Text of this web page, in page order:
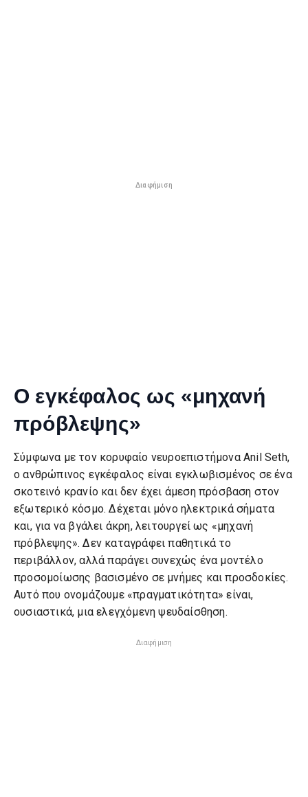
Διαφήμιση
Ο εγκέφαλος ως «μηχανή
πρόβλεψης»
Σύμφωνα με τον κορυφαίο νευροεπιστήμονα Anil Seth,
ο ανθρώπινος εγκέφαλος είναι εγκλωβισμένος σε ένα
σκοτεινό κρανίο και δεν έχει άμεση πρόσβαση στον
εξωτερικό κόσμο. Δέχεται μόνο ηλεκτρικά σήματα
και, για να βγάλει άκρη, λειτουργεί ως «μηχανή
πρόβλεψης». Δεν καταγράφει παθητικά το
περιβάλλον, αλλά παράγει συνεχώς ένα μοντέλο
προσομοίωσης βασισμένο σε μνήμες και προσδοκίες.
Αυτό που ονομάζουμε «πραγματικότητα» είναι,
ουσιαστικά, μια ελεγχόμενη ψευδαίσθηση.
Διαφήμιση